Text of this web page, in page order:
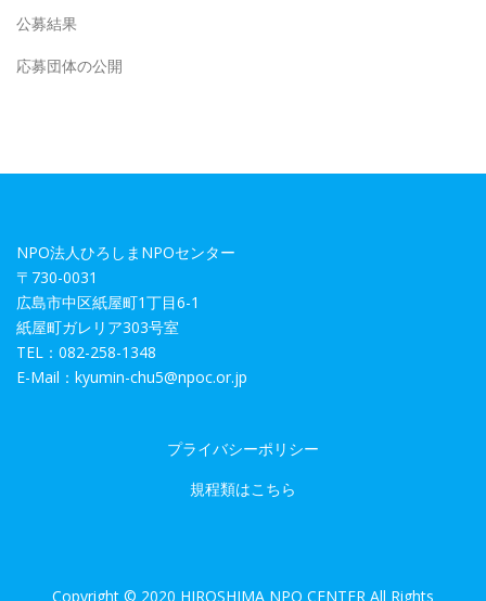
公募結果
応募団体の公開
NPO法人ひろしまNPOセンター
〒730-0031
広島市中区紙屋町1丁目6-1
紙屋町ガレリア303号室
TEL：082-258-1348
E-Mail：kyumin-chu5@npoc.or.jp
プライバシーポリシー
規程類はこちら
Copyright © 2020 HIROSHIMA NPO CENTER All Rights